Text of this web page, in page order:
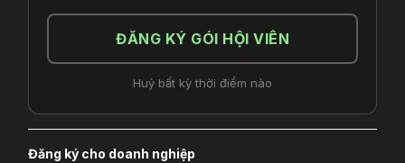
ĐĂNG KÝ GÓI HỘI VIÊN
Huỷ bất kỳ thời điểm nào
Đăng ký cho doanh nghiệp